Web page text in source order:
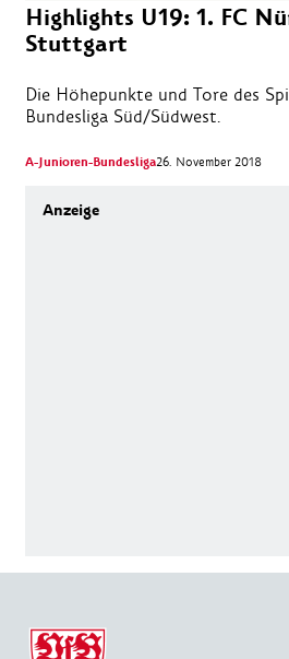
Highlights U19: 1. FC
Stuttgart
Die Höhepunkte und Tore des
Bundesliga Süd/Südwest.
A-Junioren-Bundesliga26. November 2018